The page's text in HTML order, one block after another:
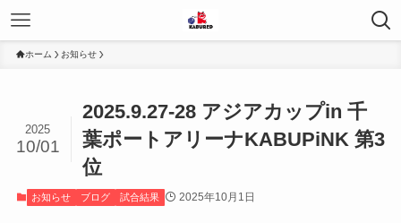
ホーム お知らせ
2025.9.27-28 アジアカップin 千
葉ポートアリーナKABUPiNK 第3
位
2025
10/01
お知らせ ブログ 試合結果 2025年10月1日